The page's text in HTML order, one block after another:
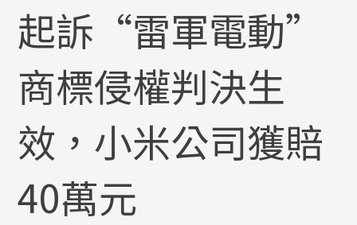
起訴“雷軍電動”
商標侵權判決生
效，小米公司獲賠
40萬元